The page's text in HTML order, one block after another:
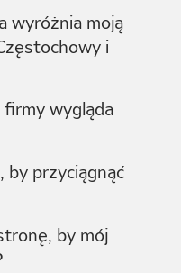
wyróżnia moją
i
wygląda
by przyciągnąć
by mój